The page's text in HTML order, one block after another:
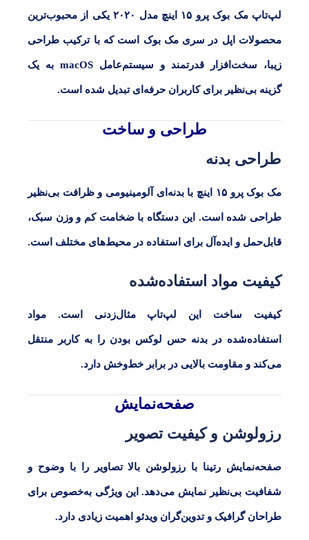
لپ‌تاپ مک بوک پرو ۱۵ اینچ مدل ۲۰۲۰ یکی از محبوب‌ترین
محصولات اپل در سری مک بوک است که با ترکیب طراحی
زیبا، سخت‌افزار قدرتمند و سیستم‌عامل macOS به یک
گزینه بی‌نظیر برای کاربران حرفه‌ای تبدیل شده است.
طراحی و ساخت
طراحی بدنه
مک بوک پرو ۱۵ اینچ با بدنه‌ای آلومینیومی و ظرافت بی‌نظیر
طراحی شده است. این دستگاه با ضخامت کم و وزن سبک،
قابل‌حمل و ایده‌آل برای استفاده در محیط‌های مختلف است.
کیفیت مواد استفاده‌شده
کیفیت ساخت این لپ‌تاپ مثال‌زدنی است. مواد
استفاده‌شده در بدنه حس لوکس بودن را به کاربر منتقل
می‌کند و مقاومت بالایی در برابر خط‌وخش دارد.
صفحه‌نمایش
رزولوشن و کیفیت تصویر
صفحه‌نمایش رتینا با رزولوشن بالا تصاویر را با وضوح و
شفافیت بی‌نظیر نمایش می‌دهد. این ویژگی به‌خصوص برای
طراحان گرافیک و تدوین‌گران ویدئو اهمیت زیادی دارد.